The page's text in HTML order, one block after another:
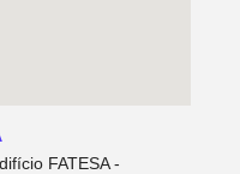
FATESA -